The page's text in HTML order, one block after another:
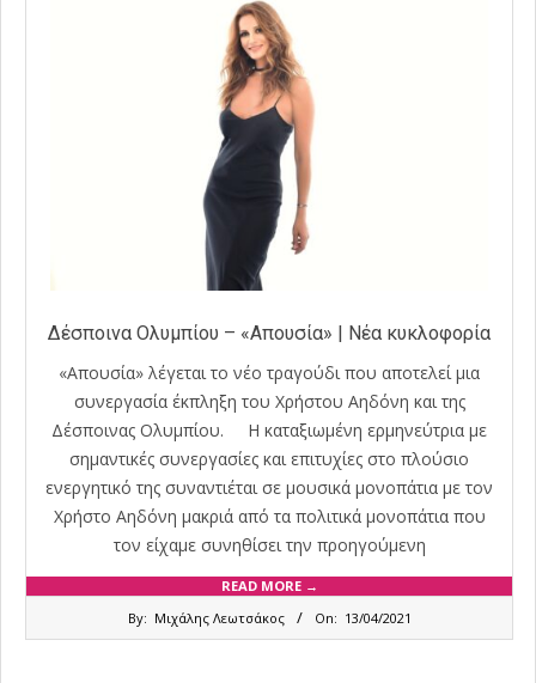
Δέσποινα Ολυμπίου – «Απουσία» | Νέα κυκλοφορία
«Απουσία» λέγεται το νέο τραγούδι που αποτελεί μια
συνεργασία έκπληξη του Χρήστου Αηδόνη και της
Δέσποινας Ολυμπίου. Η καταξιωμένη ερμηνεύτρια με
σημαντικές συνεργασίες και επιτυχίες στο πλούσιο
ενεργητικό της συναντιέται σε μουσικά μονοπάτια με τον
Χρήστο Αηδόνη μακριά από τα πολιτικά μονοπάτια που
τον είχαμε συνηθίσει την προηγούμενη
READ MORE →
By: Μιχάλης Λεωτσάκος On: 13/04/2021